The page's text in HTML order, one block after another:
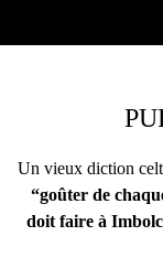
Un vieux diction
“goûter de
doit faire à